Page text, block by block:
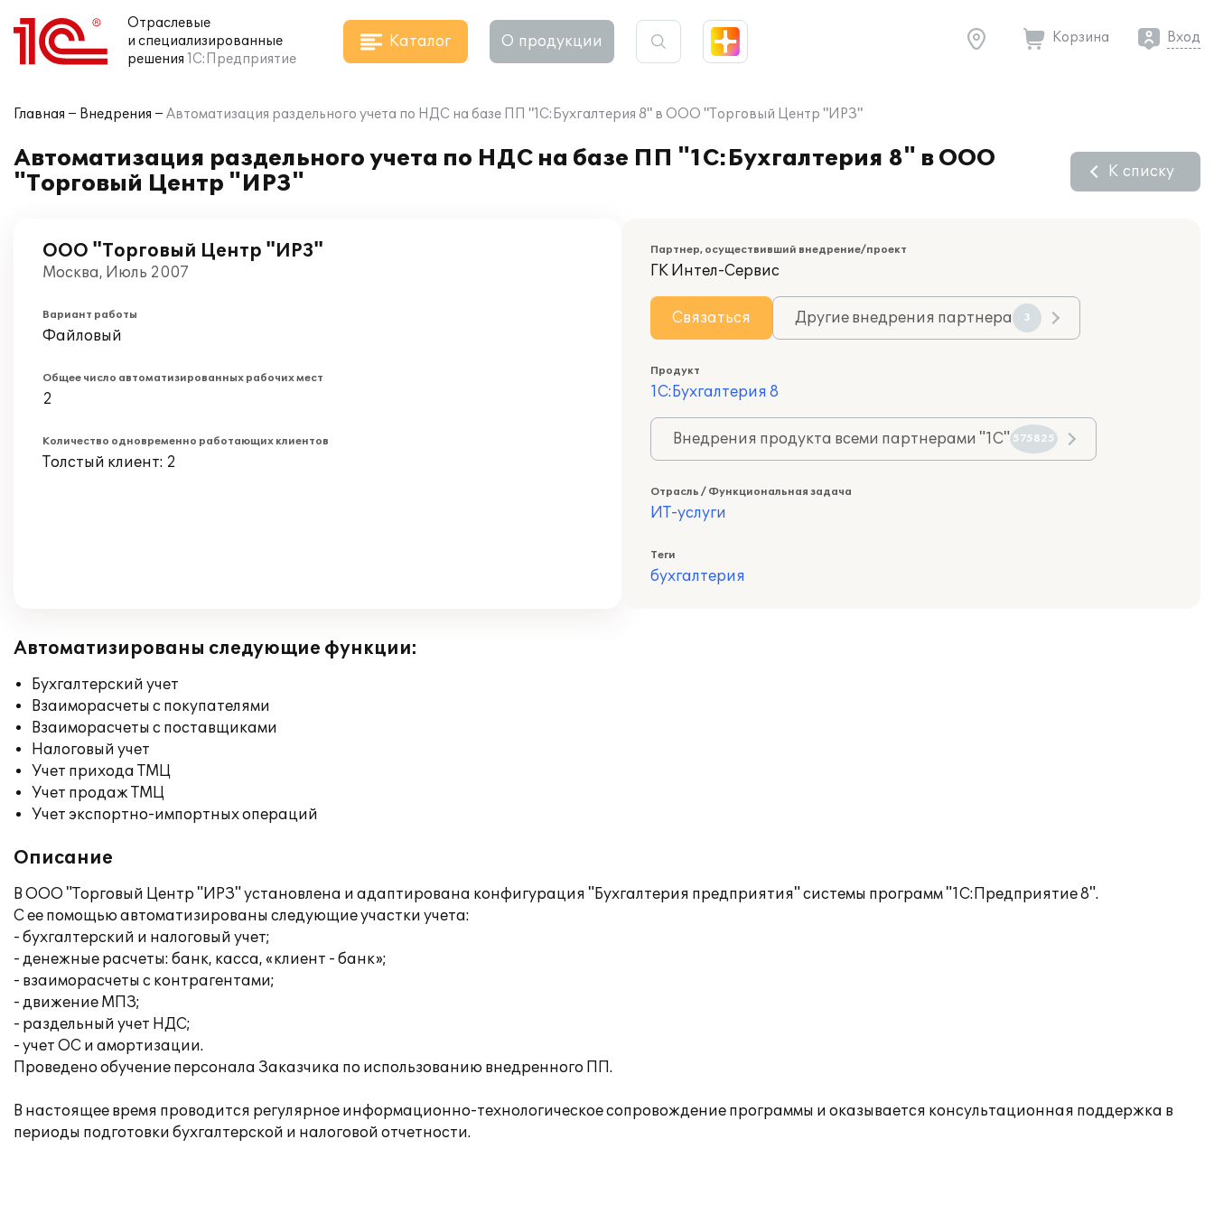
Отраслевые
и специализированные
решения 1С:Предприятие
Каталог О продукции Корзина Вход
Главная Внедрения Автоматизация раздельного учета по НДС на базе ПП "1С:Бухгалтерия 8" в ООО "Торговый Центр "ИРЗ"
Автоматизация раздельного учета по НДС на базе ПП "1С:Бухгалтерия 8" в ООО
"Торговый Центр "ИРЗ"
К списку
ООО "Торговый Центр "ИРЗ"
Москва, Июль 2007
Вариант работы
Файловый
Общее число автоматизированных рабочих мест
2
Количество одновременно работающих клиентов
Толстый клиент: 2
Партнер, осуществивший внедрение/проект
ГК Интел-Сервис
Связаться Другие внедрения партнера 3
Продукт
1С:Бухгалтерия 8
Внедрения продукта всеми партнерами "1С" 575825
Отрасль / Функциональная задача
ИТ-услуги
Теги
бухгалтерия
Автоматизированы следующие функции:
Бухгалтерский учет
Взаиморасчеты с покупателями
Взаиморасчеты с поставщиками
Налоговый учет
Учет прихода ТМЦ
Учет продаж ТМЦ
Учет экспортно-импортных операций
Описание
В ООО "Торговый Центр "ИРЗ" установлена и адаптирована конфигурация "Бухгалтерия предприятия" системы программ "1С:Предприятие 8".
С ее помощью автоматизированы следующие участки учета:
- бухгалтерский и налоговый учет;
- денежные расчеты: банк, касса, «клиент - банк»;
- взаиморасчеты с контрагентами;
- движение МПЗ;
- раздельный учет НДС;
- учет ОС и амортизации.
Проведено обучение персонала Заказчика по использованию внедренного ПП.
В настоящее время проводится регулярное информационно-технологическое сопровождение программы и оказывается консультационная поддержка в
периоды подготовки бухгалтерской и налоговой отчетности.